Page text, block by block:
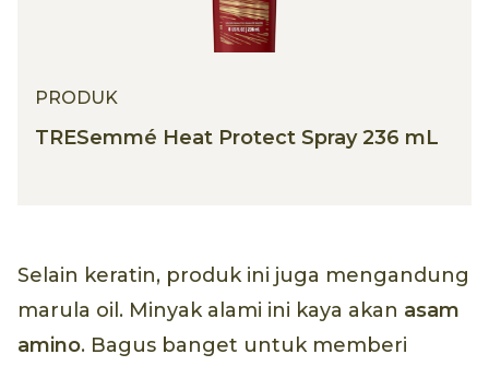
PRODUK
TRESemmé Heat Protect Spray 236 mL
Selain keratin, produk ini juga mengandung
marula oil. Minyak alami ini kaya akan asam
amino. Bagus banget untuk memberi